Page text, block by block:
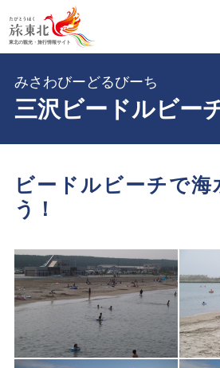
三沢ビードルビー
みさわびーどるびーち
ビードルビーチで海
う！